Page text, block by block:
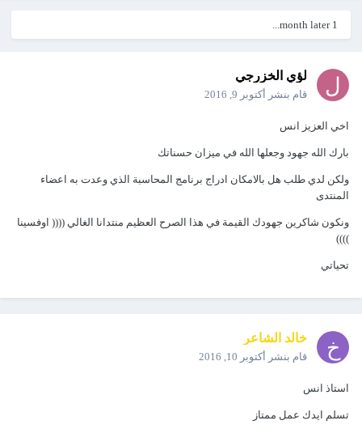
لؤي الخزرجي
قام بنشر أكتوبر 9, 2016
اخي العزيز انس
بارك الله جهود وجعلها الله في ميزان حسناتك
ولكن لدي طلب هل بالامكان ادراج برنامج المحاسبة الذي وعدت به اعضاء
المنتدى
ونكون شاكرين جهودك القيمة في هذا الصرح العظيم منتدانا الغالي (((( اوفسينا
))))
تحياتي
خالد الشاعر
قام بنشر أكتوبر 10, 2016
استاذ انس
تسلم ايدك عمل ممتاز